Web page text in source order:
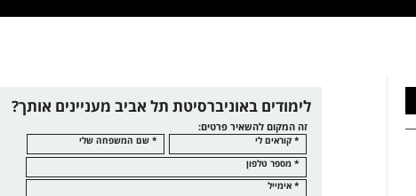
לימודים באוניברסיטת תל אביב מעניינים אותך?
זה המקום להשאיר פרטים:
* קוראים לי
* שם המשפחה שלי
* מספר טלפון
* אימייל